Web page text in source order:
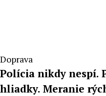
Doprava
Polícia nikdy nespí.
hliadky. Meranie